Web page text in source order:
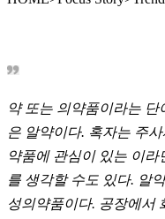
약 또는 의약품이라는
은 알약이다. 혹자는 주
약품에 관심이 있는 이
를 생각할 수도 있다. 알
성의약품이다. 공장에서